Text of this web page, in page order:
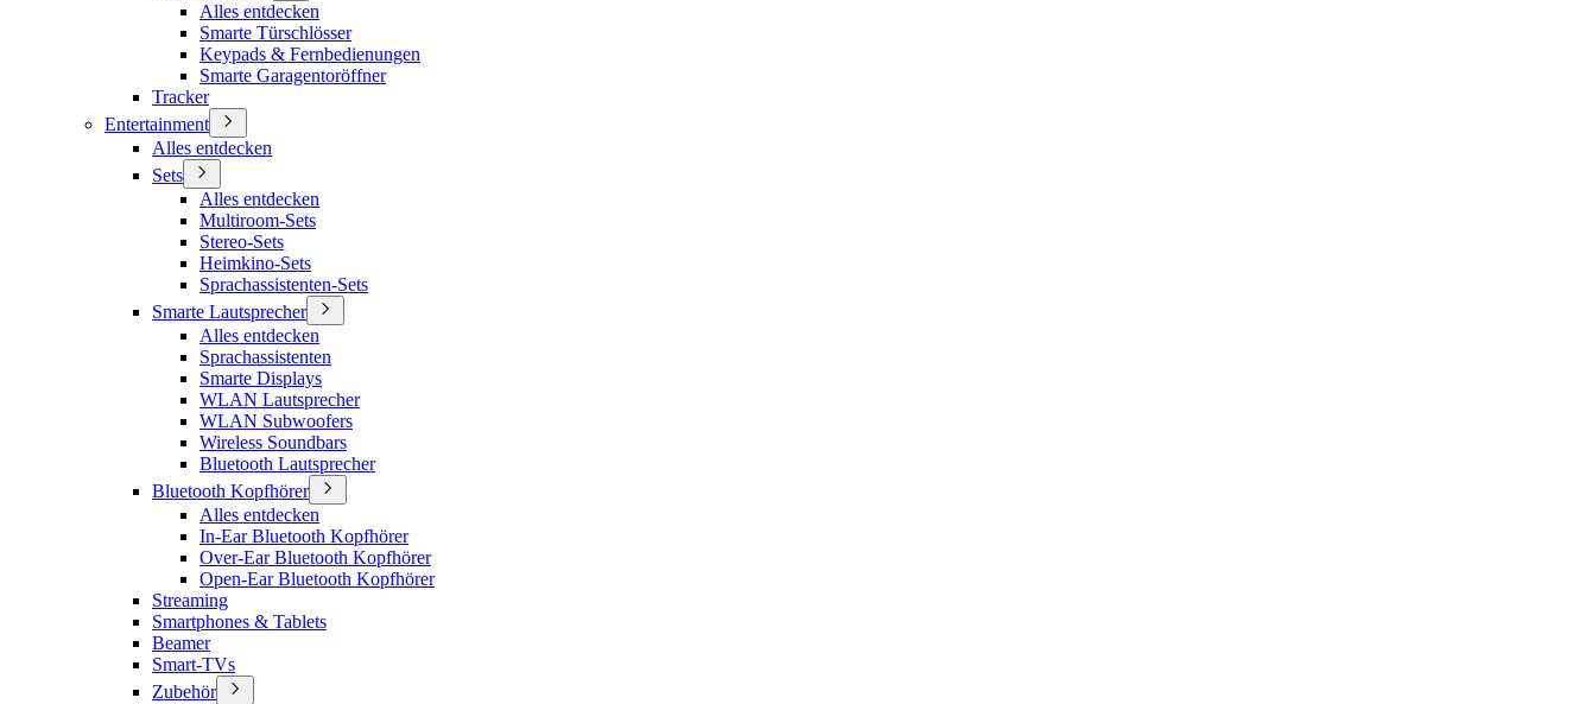
Alles entdecken
Smarte Türschlösser
Keypads & Fernbedienungen
Smarte Garagentoröffner
Tracker
Entertainment
Alles entdecken
Sets
Alles entdecken
Multiroom-Sets
Stereo-Sets
Heimkino-Sets
Sprachassistenten-Sets
Smarte Lautsprecher
Alles entdecken
Sprachassistenten
Smarte Displays
WLAN Lautsprecher
WLAN Subwoofers
Wireless Soundbars
Bluetooth Lautsprecher
Bluetooth Kopfhörer
Alles entdecken
In-Ear Bluetooth Kopfhörer
Over-Ear Bluetooth Kopfhörer
Open-Ear Bluetooth Kopfhörer
Streaming
Smartphones & Tablets
Beamer
Smart-TVs
Zubehör